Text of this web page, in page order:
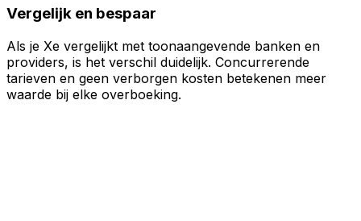
Vergelijk en bespaar
Als je Xe vergelijkt met toonaangevende banken en
providers, is het verschil duidelijk. Concurrerende
tarieven en geen verborgen kosten betekenen meer
waarde bij elke overboeking.